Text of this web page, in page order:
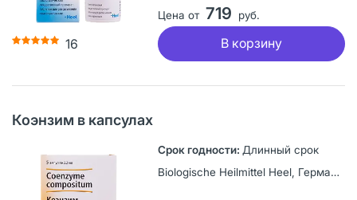
16
Цена от 719 руб.
В корзину
Коэнзим в капсулах
Длинный срок
Biologische Heilmittel Heel, Германия